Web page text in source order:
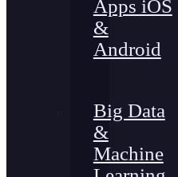
Apps iOS
&
Android
Big Data
&
Machine